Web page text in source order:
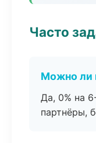
Часто
Можно ли
Да, 0% на
партнёры,